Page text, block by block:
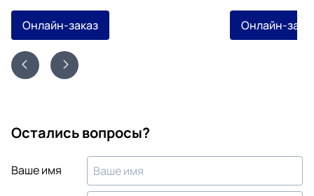
Онлайн-заказ Онлайн-
Остались вопросы?
Ваше имя